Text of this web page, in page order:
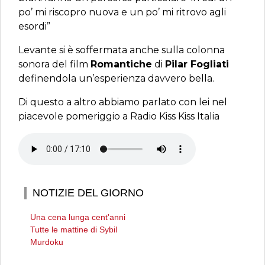
po’ mi riscopro nuova e un po’ mi ritrovo agli
esordi”
Levante si è soffermata anche sulla colonna
sonora del film Romantiche di Pilar Fogliati
definendola un’esperienza davvero bella.
Di questo a altro abbiamo parlato con lei nel
piacevole pomeriggio a Radio Kiss Kiss Italia
NOTIZIE DEL GIORNO
Una cena lunga cent'anni
Tutte le mattine di Sybil
Murdoku